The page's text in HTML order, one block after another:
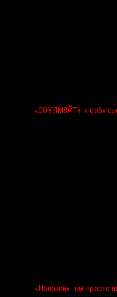
«СОУЛМ8ЙТ»: я себя
«Непокой»: так просто